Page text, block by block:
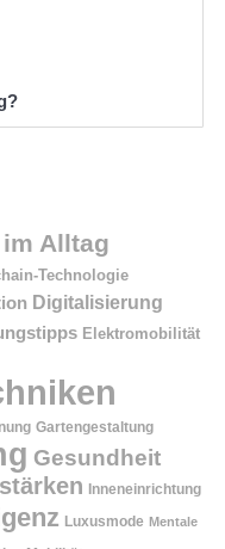
Alltag
Technologie
Digitalisierung
Elektromobilität
Gartengestaltung
Gesundheit
Inneneinrichtung
Luxusmode Mentale